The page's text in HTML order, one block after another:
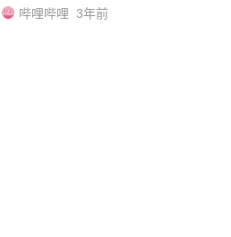
哔哩哔哩 3年前